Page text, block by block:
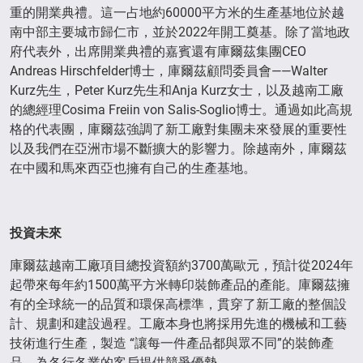
重的開業典禮。這一占地約60000平方米的生產基地位於越
南中部主要城市歸仁市，並於2022年開工奠基。除了當地政
府代表外，出席開業典禮的嘉賓還有庫爾茲集團CEO
Andreas Hirschfelder博士，庫爾茲顧問委員會——Walter
Kurz先生，Peter Kurz先生和Anja Kurz女士，以及越南工廠
的總經理Cosima Freiin von Salis-Soglio博士。通過如此高規
格的代表團，庫爾茲強調了新工廠對集團未來發展的重要性
以及我們在亞洲市場不斷擴大的影響力。除越南外，庫爾茲
在中國和馬來西亞也擁有自己的生產基地。
投資未來
庫爾茲越南工廠項目總投資額約3700萬歐元，預計從2024年
起帶來每年約1500萬平方米轉印裝飾產品的產能。庫爾茲擁
有的全球統一的品質和環保高標準，貫穿了新工廠的整個設
計、規劃和建設過程。工廠本身也將採用先進的機械和工藝
技術進行生產，製造 “讓每一件產品都與眾不同”的裝飾產